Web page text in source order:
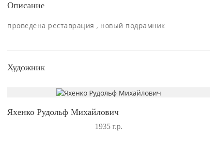
Описание
проведена реставрация , новый подрамник
Художник
Яхенко Рудольф Михайлович
1935 г.р.